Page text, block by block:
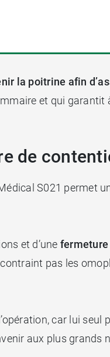
la poitrine afin
et qui garantit
de
S021 permet
et d’une
pas les
car lui seul
aux plus grands